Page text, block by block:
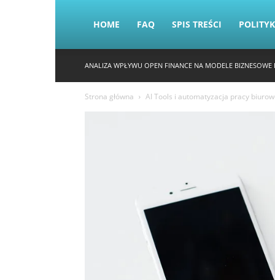
HOME FAQ SPIS TREŚCI
ANALIZA WPŁYWU OPEN FINANCE NA MODELE BIZNESOWE
Strona główna AI Tools i automatyzacja pracy